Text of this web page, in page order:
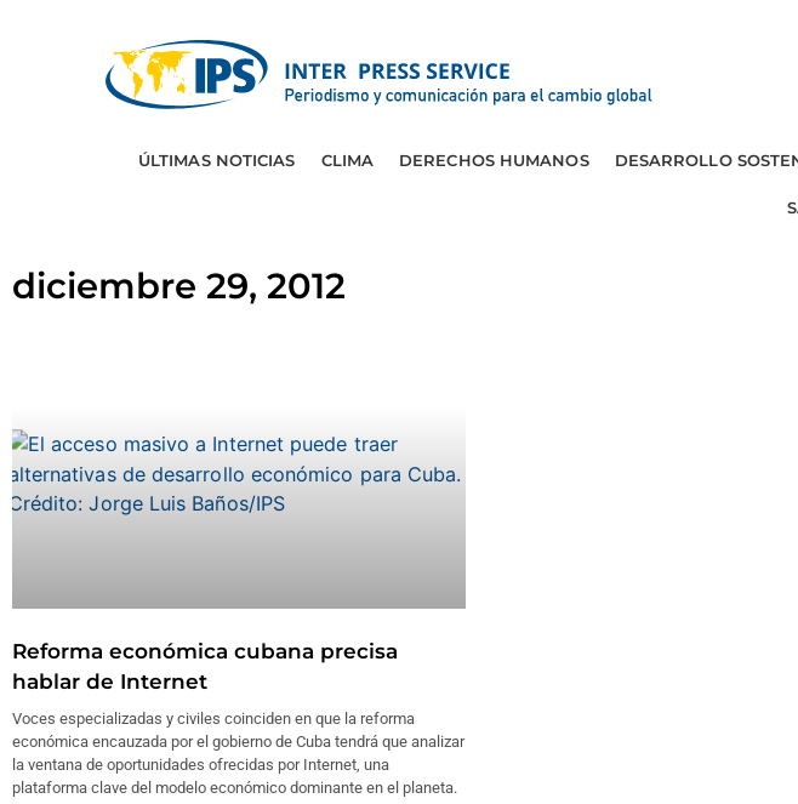
ÚLTIMAS NOTICIAS CLIMA DERECHOS HUMANOS DESARROLLO
diciembre 29, 2012
Reforma económica cubana precisa
hablar de Internet
Voces especializadas y civiles coinciden en que la reforma
económica encauzada por el gobierno de Cuba tendrá que analizar
la ventana de oportunidades ofrecidas por Internet, una
plataforma clave del modelo económico dominante en el planeta.